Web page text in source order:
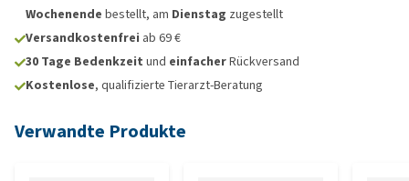
Wochenende bestellt, am Dienstag zugestellt
Versandkostenfrei ab 69 €
30 Tage Bedenkzeit und einfacherRückversand
Kostenlose, qualifizierte Tierarzt-Beratung
Verwandte Produkte